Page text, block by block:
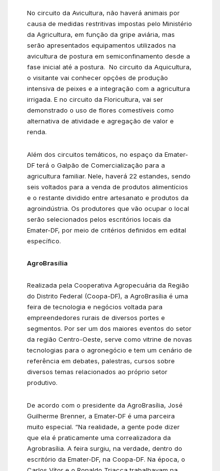
No circuito da Avicultura, não haverá animais por
causa de medidas restritivas impostas pelo Ministério
da Agricultura, em função da gripe aviária, mas
serão apresentados equipamentos utilizados na
avicultura de postura em semiconfinamento desde a
fase inicial até a postura. No circuito da Aquicultura,
o visitante vai conhecer opções de produção
intensiva de peixes e a integração com a agricultura
irrigada. E no circuito da Floricultura, vai ser
demonstrado o uso de flores comestíveis como
alternativa de atividade e agregação de valor e
renda.
Além dos circuitos temáticos, no espaço da Emater-
DF terá o Galpão de Comercialização para a
agricultura familiar. Nele, haverá 22 estandes, sendo
seis voltados para a venda de produtos alimentícios
e o restante dividido entre artesanato e produtos da
agroindústria. Os produtores que vão ocupar o local
serão selecionados pelos escritórios locais da
Emater-DF, por meio de critérios definidos em edital
específico.
AgroBrasília
Realizada pela Cooperativa Agropecuária da Região
do Distrito Federal (Coopa-DF), a AgroBrasília é uma
feira de tecnologia e negócios voltada para
empreendedores rurais de diversos portes e
segmentos. Por ser um dos maiores eventos do setor
da região Centro-Oeste, serve como vitrine de novas
tecnologias para o agronegócio e tem um cenário de
referência em debates, palestras, cursos sobre
diversos temas relacionados ao próprio setor
produtivo.
De acordo com o presidente da AgroBrasília, José
Guilherme Brenner, a Emater-DF é uma parceira
muito especial. “Na realidade, a gente pode dizer
que ela é praticamente uma correalizadora da
Agrobrasília. A feira surgiu, na verdade, dentro do
escritório da Emater-DF, na Coopa-DF. Na época, o